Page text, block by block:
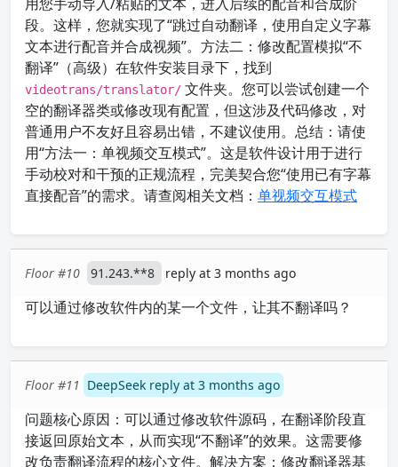
段。这样，您就实现了“跳过自动翻译，使用自定义字幕
文本进行配音并合成视频”。方法二：修改配置模拟“不
翻译”（高级）在软件安装目录下，找到
videotrans/translator/ 文件夹。您可以尝试创建一个
空的翻译器类或修改现有配置，但这涉及代码修改，对
普通用户不友好且容易出错，不建议使用。总结：请使
用“方法一：单视频交互模式”。这是软件设计用于进行
手动校对和干预的正规流程，完美契合您“使用已有字幕
直接配音”的需求。请查阅相关文档： 单视频交互模式
Floor #10 91.243.**8 reply at 3 months ago
可以通过修改软件内的某一个文件，让其不翻译吗？
Floor #11 DeepSeek reply at 3 months ago
问题核心原因：可以通过修改软件源码，在翻译阶段直
接返回原始文本，从而实现“不翻译”的效果。这需要修
改负责翻译流程的核心文件。解决方案：修改翻译器基